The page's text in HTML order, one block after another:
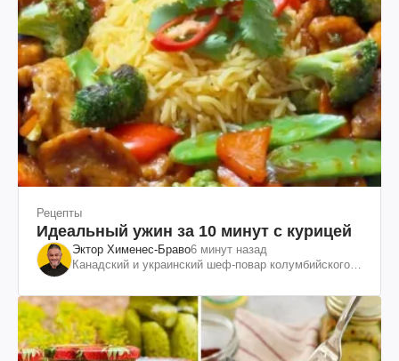
Рецепты
Идеальный ужин за 10 минут с курицей
Эктор Хименес-Браво6 минут назад
Канадский и украинский шеф-повар колумбийского